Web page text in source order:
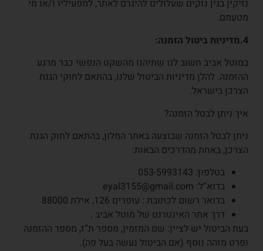
נזיקין בגין נזקים שעלולים להיגרם לאתר, למפעיליו ו/או מי
מטעמם.
4.מדיניות ביטול הזמנה:
במוטל אביב חשוב לנו שתיהנו מהשקט הנפשי כבר מרגע
ההזמנה. להלן מדיניות הביטול שלנו, בהתאם לחוקי הגנת
הצרכן בישראל.
איך ניתן לבטל הזמנה?
ניתן לבטל הזמנה שבוצעה באתר המלון, בהתאם לחוק הגנת
הצרכן, באחת מהדרכים הבאות:
בטלפון: 053-5993143
בדוא”ל: eyal3155@gmail.com
בדואר רשום לכתובת : עופרים 126, אילת 88000
דרך אתר האינטרנט של מוטל אביב .
בעת הביטול יש לציין: שם המזמין, מספר ת”ז, מספר ההזמנה
ופרט מזהה נוסף (אם הביטול נעשה בעל פה).